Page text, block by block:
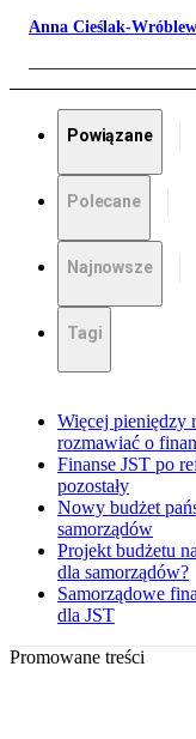
Anna Cieślak-
Powiązane
Polecane
Najnowsze
Tagi
Więcej pieniędzy
rozmawiać o
Finanse JST po
pozostały
Nowy budżet
samorządów
Projekt budżetu
dla samorządów?
Samorządowe
dla JST
Promowane treści